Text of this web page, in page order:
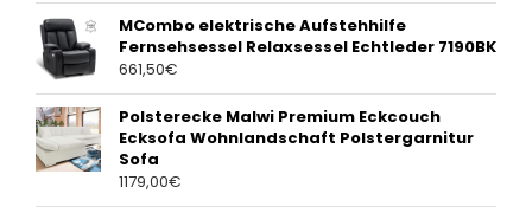
MCombo elektrische Aufstehhilfe
Fernsehsessel Relaxsessel Echtleder 7190BK
661,50€
Polsterecke Malwi Premium Eckcouch
Ecksofa Wohnlandschaft Polstergarnitur
Sofa
1179,00€